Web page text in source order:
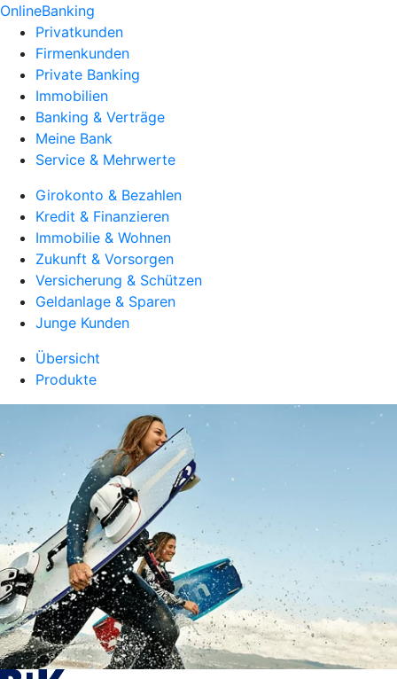
OnlineBanking
Privatkunden
Firmenkunden
Private Banking
Immobilien
Banking & Verträge
Meine Bank
Service & Mehrwerte
Girokonto & Bezahlen
Kredit & Finanzieren
Immobilie & Wohnen
Zukunft & Vorsorgen
Versicherung & Schützen
Geldanlage & Sparen
Junge Kunden
Übersicht
Produkte